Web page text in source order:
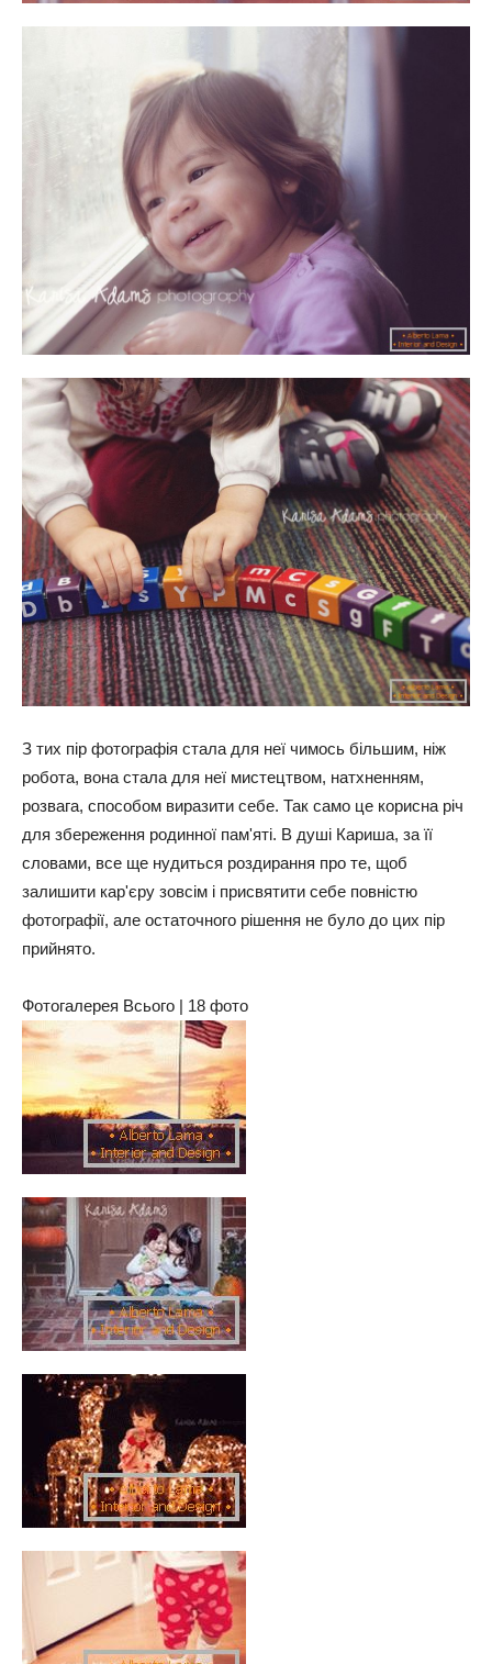
З тих пір фотографія стала для неї чимось більшим, ніж
робота, вона стала для неї мистецтвом, натхненням,
розвага, способом виразити себе. Так само це корисна річ
для збереження родинної пам'яті. В душі Кариша, за її
словами, все ще нудиться роздирання про те, щоб
залишити кар'єру зовсім і присвятити себе повністю
фотографії, але остаточного рішення не було до цих пір
прийнято.
Фотогалерея Всього | 18 фото